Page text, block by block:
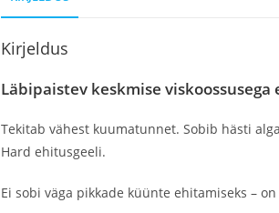
Kirjeldus
Läbipaistev keskmise
Tekitab vähest kuumatunnet. Sobib hästi
Hard ehitusgeeli.
Ei sobi väga pikkade küünte ehitamiseks –